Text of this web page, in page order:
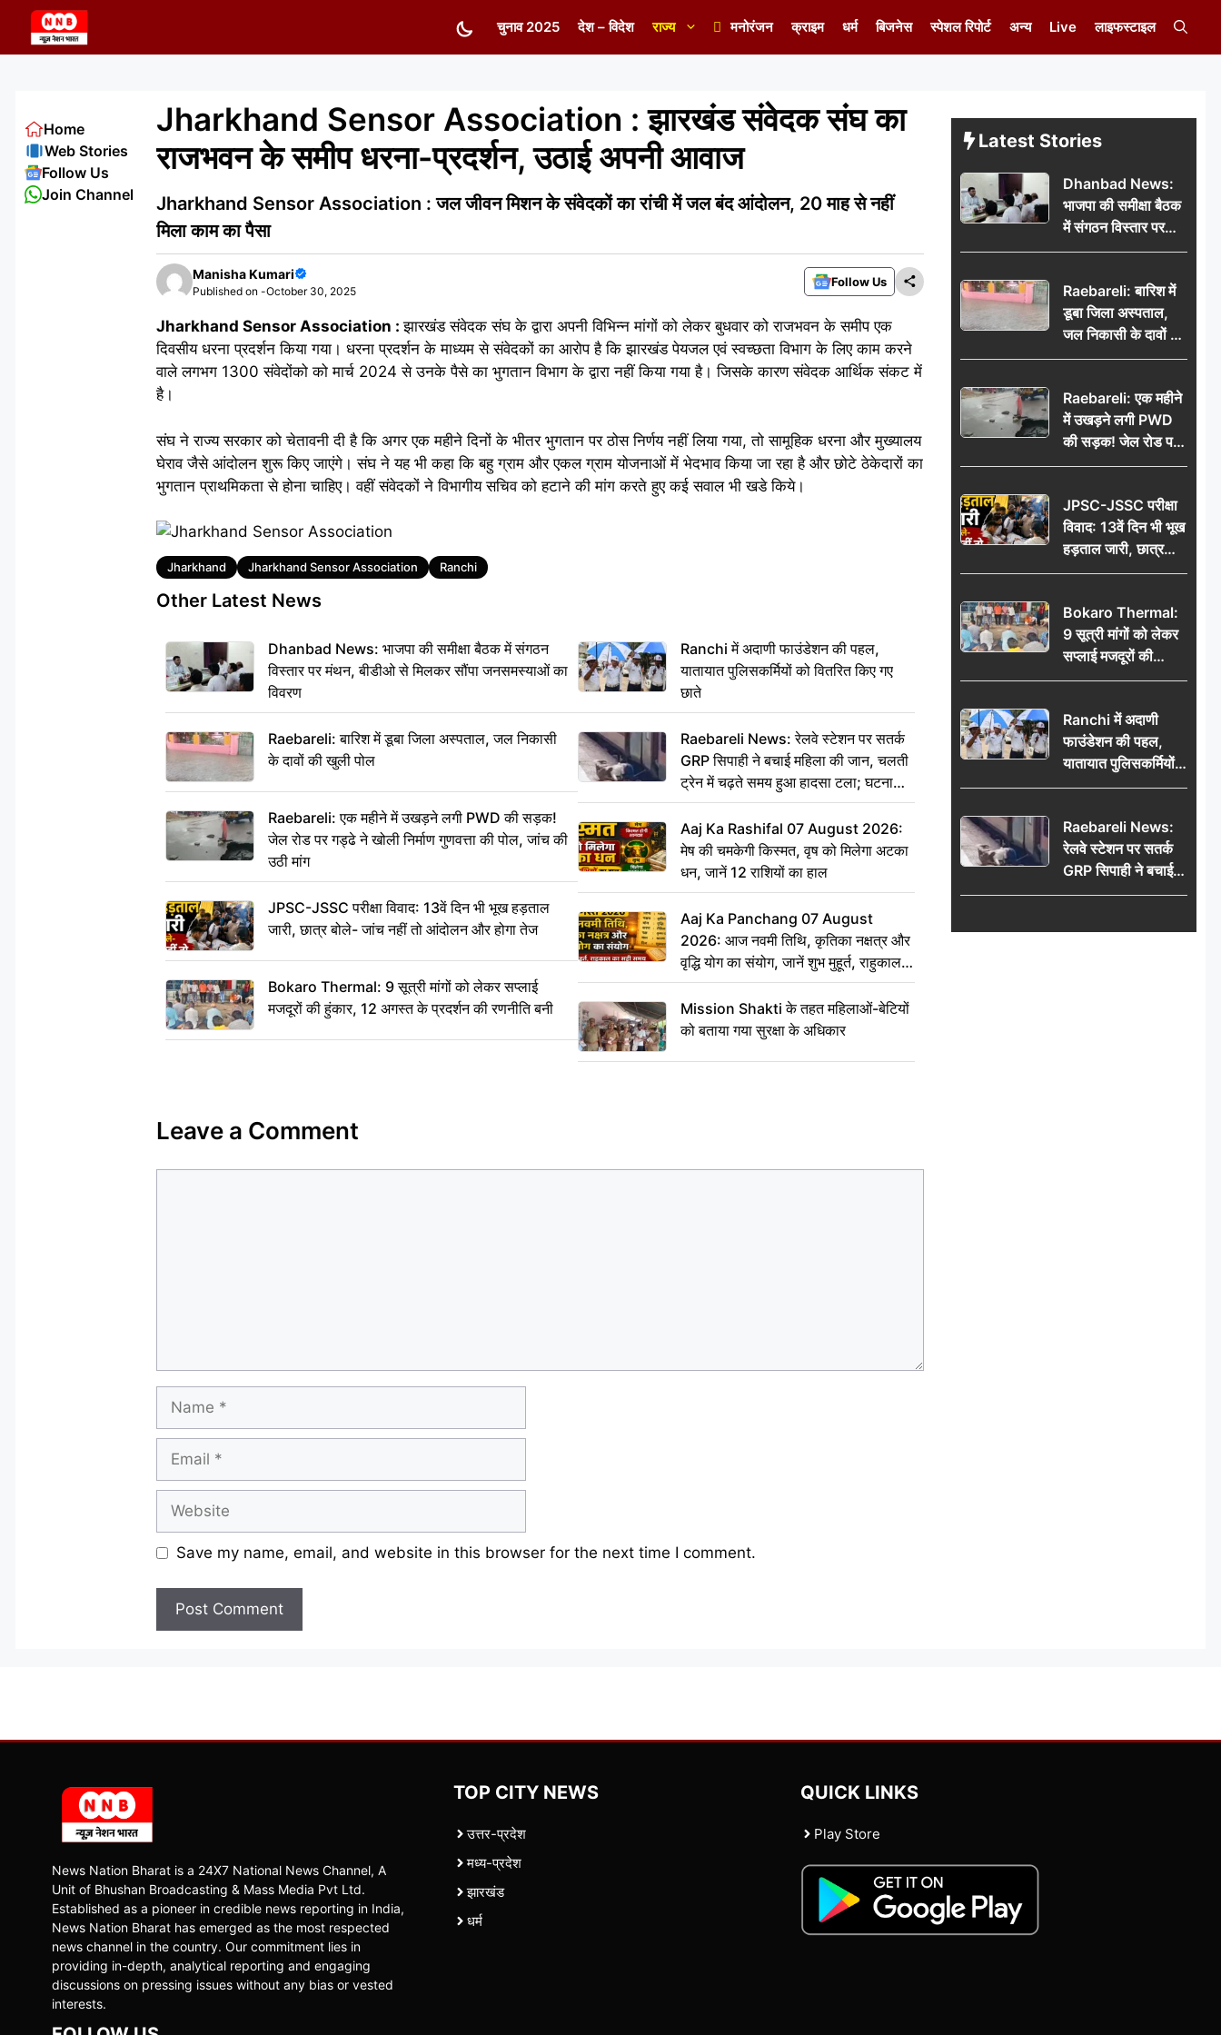
content
चुनाव 2025 देश – विदेश राज्य मनोरंजन क्राइम धर्म बिजनेस स्पेशल रिपोर्ट अन्य Live लाइफस्टाइल
Jharkhand Sensor Association : झारखंड संवेदक संघ का
राजभवन के समीप धरना-प्रदर्शन, उठाई अपनी आवाज
Jharkhand Sensor Association : जल जीवन मिशन के संवेदकों का रांची में जल बंद आंदोलन, 20 माह से नहीं
मिला काम का पैसा
Manisha Kumari
Published on -October 30, 2025
Follow Us
Jharkhand Sensor Association :झारखंड संवेदक संघ के द्वारा अपनी विभिन्न मांगों को लेकर बुधवार को राजभवन के समीप एक
दिवसीय धरना प्रदर्शन किया गया। धरना प्रदर्शन के माध्यम से संवेदकों का आरोप है कि झारखंड पेयजल एवं स्वच्छता विभाग के लिए काम करने
वाले लगभग 1300 संवेदोंको को मार्च 2024 से उनके पैसे का भुगतान विभाग के द्वारा नहीं किया गया है। जिसके कारण संवेदक आर्थिक संकट में
है।
संघ ने राज्य सरकार को चेतावनी दी है कि अगर एक महीने दिनों के भीतर भुगतान पर ठोस निर्णय नहीं लिया गया, तो सामूहिक धरना और मुख्यालय
घेराव जैसे आंदोलन शुरू किए जाएंगे। संघ ने यह भी कहा कि बहु ग्राम और एकल ग्राम योजनाओं में भेदभाव किया जा रहा है और छोटे ठेकेदारों का
भुगतान प्राथमिकता से होना चाहिए। वहीं संवेदकों ने विभागीय सचिव को हटाने की मांग करते हुए कई सवाल भी खडे किये।
Tags
Jharkhand Jharkhand Sensor Association Ranchi
Other Latest News
Dhanbad News: भाजपा की समीक्षा बैठक में संगठन
विस्तार पर मंथन, बीडीओ से मिलकर सौंपा जनसमस्याओं का
विवरण
Raebareli: बारिश में डूबा जिला अस्पताल, जल निकासी
के दावों की खुली पोल
Raebareli: एक महीने में उखड़ने लगी PWD की सड़क!
जेल रोड पर गड्ढे ने खोली निर्माण गुणवत्ता की पोल, जांच की
उठी मांग
JPSC-JSSC परीक्षा विवाद: 13वें दिन भी भूख हड़ताल
जारी, छात्र बोले- जांच नहीं तो आंदोलन और होगा तेज
Bokaro Thermal: 9 सूत्री मांगों को लेकर सप्लाई
मजदूरों की हुंकार, 12 अगस्त के प्रदर्शन की रणनीति बनी
Ranchi में अदाणी फाउंडेशन की पहल,
यातायात पुलिसकर्मियों को वितरित किए गए
छाते
Raebareli News: रेलवे स्टेशन पर सतर्क
GRP सिपाही ने बचाई महिला की जान, चलती
ट्रेन में चढ़ते समय हुआ हादसा टला; घटना
CCTV में कैद
Aaj Ka Rashifal 07 August 2026:
मेष की चमकेगी किस्मत, वृष को मिलेगा अटका
धन, जानें 12 राशियों का हाल
Aaj Ka Panchang 07 August
2026: आज नवमी तिथि, कृतिका नक्षत्र और
वृद्धि योग का संयोग, जानें शुभ मुहूर्त, राहुकाल
का सही समय
Mission Shakti के तहत महिलाओं-बेटियों
को बताया गया सुरक्षा के अधिकार
Leave a Comment
Name
Email
Website
Save my name, email, and website in this browser for the next time I comment.
Home
Web Stories
Follow Us
Join Channel
Latest Stories
Dhanbad News:
भाजपा की समीक्षा बैठक
में संगठन विस्तार पर
मंथन, बीडीओ से
जनसमस्याओं का विवरण
Raebareli: बारिश में
डूबा जिला अस्पताल,
जल निकासी के दावों की
खुली पोल
Raebareli: एक महीने
में उखड़ने लगी PWD
की सड़क! जेल रोड पर
गड्ढे ने खोली निर्माण
की उठी मांग
JPSC-JSSC परीक्षा
विवाद: 13वें दिन भी भूख
हड़ताल जारी, छात्र
बोले- जांच नहीं तो
Bokaro Thermal:
9 सूत्री मांगों को लेकर
सप्लाई मजदूरों की
हुंकार, 12 अगस्त के
Ranchi में अदाणी
फाउंडेशन की पहल,
यातायात पुलिसकर्मियों
को वितरित किए गए छाते
Raebareli News:
रेलवे स्टेशन पर सतर्क
GRP सिपाही ने बचाई
महिला की जान, चलती
हादसा टला; घटना
News Nation Bharat is a 24X7 National News Channel, A
Unit of Bhushan Broadcasting & Mass Media Pvt Ltd.
Established as a pioneer in credible news reporting in India,
News Nation Bharat has emerged as the most respected
news channel in the country. Our commitment lies in
providing in-depth, analytical reporting and engaging
discussions on pressing issues without any bias or vested
interests.
TOP CITY NEWS
उत्तर-प्रदेश
मध्य-प्रदेश
झारखंड
धर्म
QUICK LINKS
Play Store